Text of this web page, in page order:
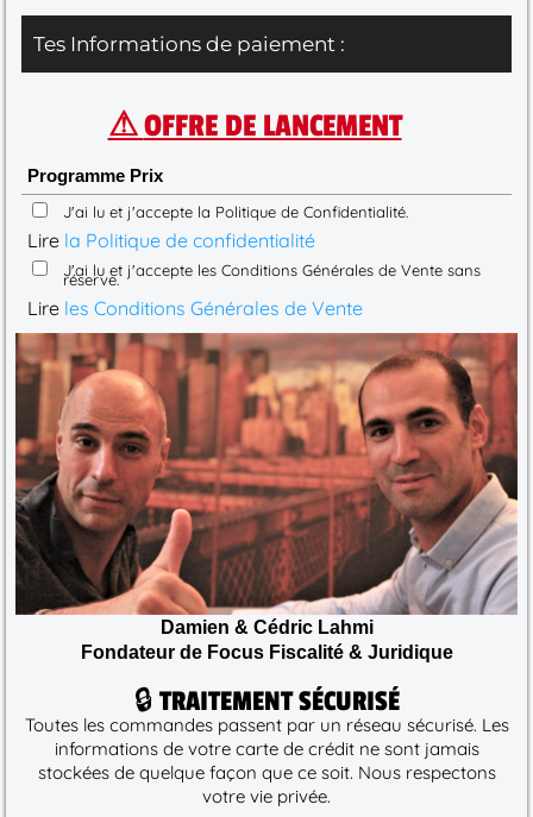
Tes Informations de paiement :
⚠OFFRE DE LANCEMENT
Programme Prix
J'ai lu et j'accepte la Politique de Confidentialité.
Lire la Politique de confidentialité
J'ai lu et j'accepte les Conditions Générales de Vente sans
réserve.
Lire les Conditions Générales de Vente
Damien & Cédric Lahmi
Fondateur de Focus Fiscalité & Juridique
🔒 TRAITEMENT SÉCURISÉ
Toutes les commandes passent par un réseau sécurisé. Les
informations de votre carte de crédit ne sont jamais
stockées de quelque façon que ce soit. Nous respectons
votre vie privée.